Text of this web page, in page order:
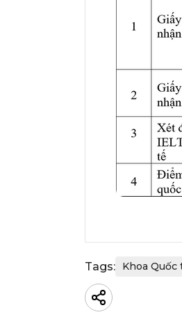
Tags: Khoa Quốc